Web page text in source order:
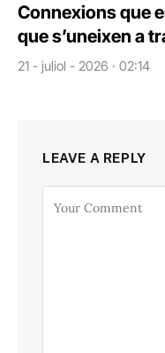
Connexions que
que s’uneixen a
21 - juliol - 2026 · 02:14
LEAVE A REPLY